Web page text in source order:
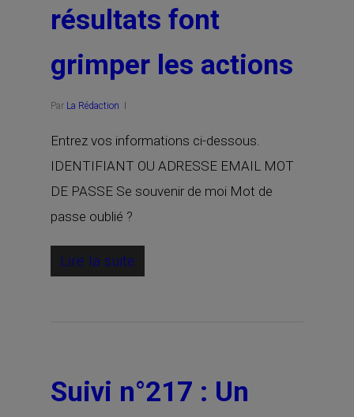
résultats font
grimper les actions
Par La Rédaction
Entrez vos informations ci-dessous.
IDENTIFIANT OU ADRESSE EMAIL MOT
DE PASSE Se souvenir de moi Mot de
passe oublié ?
Lire la suite
Suivi n°217 : Un